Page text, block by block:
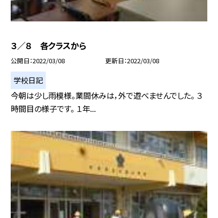
３／８ 各クラスから
公開日 2022/03/08 更新日 2022/03/08
学校日記
今朝は少し雨模様。業間休みは，外で遊べませんでした。 ３
時間目の様子です。 １年...